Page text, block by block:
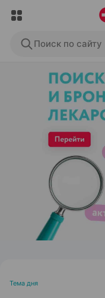
Поиск по сайту
Тема дня